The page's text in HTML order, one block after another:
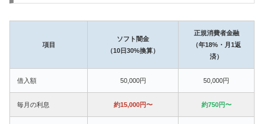
項目
ソフト闇金
（10日30%換算）
正規消費者金融
（年18%・月1返
済）
借入額 50,000円 50,000円
毎月の利息 約15,000円〜 約750円〜